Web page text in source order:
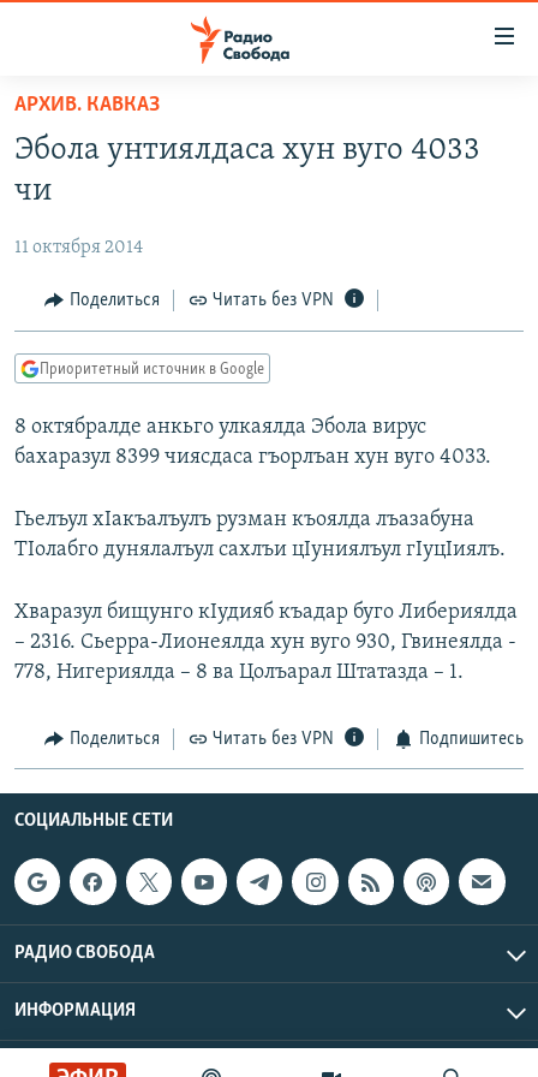
упрощенного
доступа
основному
Вернутся
главной
навигации
Вернутся
ПРОГРАММЫ
ПОДКАСТЫ
ЦИТАТЫ СВОБОДЫ
МНЕНИЯ
IDEL.РЕАЛИИ
КАВКАЗ.РЕАЛИИ
СЕВЕР.РЕАЛИИ
СИБИРЬ.РЕАЛИИ
РАСПИСАНИЕ ВЕЩАНИЯ
ПОДПИШИТЕСЬ НА РАССЫЛКУ
СОЦИАЛЬНЫЕ СЕТИ
Все сайты РСЕ/РС
АРХИВ. КАВКАЗ
Эбола унтиялдаса хун вуго 4033
чи
11 октября 2014
Поделиться Читать без VPN
Приоритетный источник в Google
8 октябралде анкьго улкаялда Эбола вирус
бахаразул 8399 чиясдаса гъорлъан хун вуго 4033.
Гьелъул хIакъалъулъ рузман къоялда лъазабуна
ТIолабго дунялалъул сахлъи цIуниялъул гIуцIиялъ.
Хваразул бищунго кIудияб къадар буго Либериялда
– 2316. Сьерра-Лионеялда хун вуго 930, Гвинеялда -
778, Нигериялда – 8 ва Цолъарал Штатазда – 1.
Поделиться Читать без VPN Подпишитесь
СОЦИАЛЬНЫЕ СЕТИ
РАДИО СВОБОДА
ИНФОРМАЦИЯ